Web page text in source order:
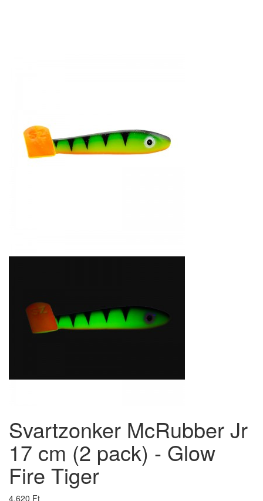
Svartzonker McRubber Jr
17 cm (2 pack) - Glow
Fire Tiger
4,620 Ft